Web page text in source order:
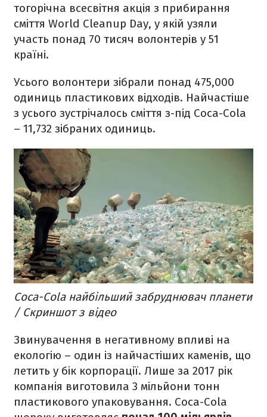
тогорічна всесвітня акція з прибирання
сміття World Cleanup Day, у якій узяли
участь понад 70 тисяч волонтерів у 51
країні.
Усього волонтери зібрали понад 475,000
одиниць пластикових відходів. Найчастіше
з усього зустрічалось сміття з-під Coca-Cola
– 11,732 зібраних одиниць.
Coca-Cola найбільший забруднювач планети
/ Скриншот з відео
Звинувачення в негативному впливі на
екологію – один із найчастіших каменів, що
летить у бік корпорації. Лише за 2017 рік
компанія виготовила 3 мільйони тонн
пластикового упаковування. Coca-Cola